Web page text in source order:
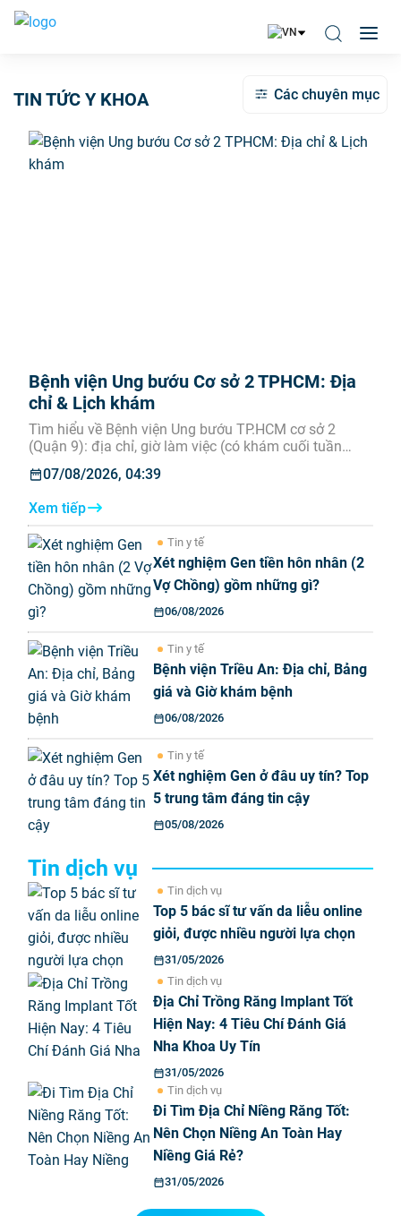
TIN TỨC Y KHOA Các chuyên mục
Bệnh viện Ung bướu Cơ sở 2 TPHCM: Địa
chỉ & Lịch khám
Tìm hiểu về Bệnh viện Ung bướu TP.HCM cơ sở 2
(Quận 9): địa chỉ, giờ làm việc (có khám cuối tuần
07/08/2026, 04:39
Xem tiếp
Tin y tế
Xét nghiệm Gen tiền hôn nhân (2
Vợ Chồng) gồm những gì?
06/08/2026
Tin y tế
Bệnh viện Triều An: Địa chỉ, Bảng
giá và Giờ khám bệnh
06/08/2026
Tin y tế
Xét nghiệm Gen ở đâu uy tín? Top
5 trung tâm đáng tin cậy
05/08/2026
Tin dịch vụ
Tin dịch vụ
Top 5 bác sĩ tư vấn da liễu online
giỏi, được nhiều người lựa chọn
31/05/2026
Tin dịch vụ
Địa Chỉ Trồng Răng Implant Tốt
Hiện Nay: 4 Tiêu Chí Đánh Giá
Nha Khoa Uy Tín
31/05/2026
Tin dịch vụ
Đi Tìm Địa Chỉ Niềng Răng Tốt:
Nên Chọn Niềng An Toàn Hay
Niềng Giá Rẻ?
31/05/2026